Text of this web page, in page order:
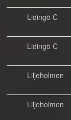
Lidingö C
Lidingö C
Liljeholmen
Liljeholmen